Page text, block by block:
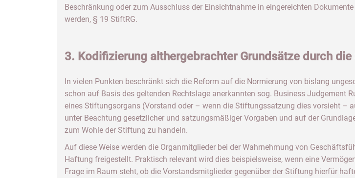
Beschränkung oder zum Ausschluss der Einsichtnahme in eingereichten
werden, § 19 StiftRG.
3. Kodifizierung althergebrachter Grundsätze durch
In vielen Punkten beschränkt sich die Reform auf die Normierung von bislang
schon auf Basis des geltenden Rechtslage anerkannten sog. Business Judgement
eines Stiftungsorgans (Vorstand oder – wenn die Stiftungssatzung dies vorsieht –
unter Beachtung gesetzlicher und satzungsmäßiger Vorgaben und auf der
zum Wohle der Stiftung zu handeln.
Auf diese Weise werden die Organmitglieder bei der Wahrnehmung von
Haftung freigestellt. Praktisch relevant wird dies beispielsweise, wenn eine
Frage im Raum steht, ob die Vorstandsmitglieder gegenüber der Stiftung hierfür